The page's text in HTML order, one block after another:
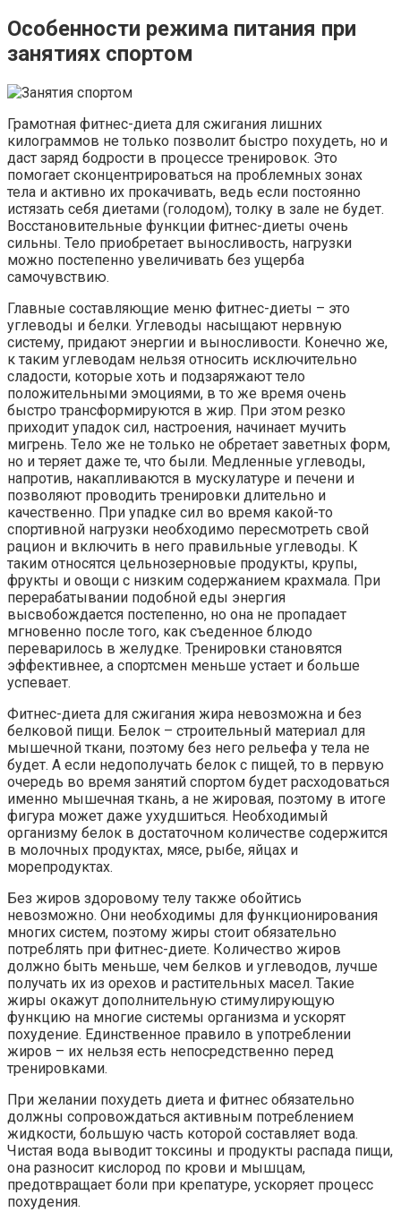
Особенности режима питания при
занятиях спортом
Грамотная фитнес-диета для сжигания лишних
килограммов не только позволит быстро похудеть, но и
даст заряд бодрости в процессе тренировок. Это
помогает сконцентрироваться на проблемных зонах
тела и активно их прокачивать, ведь если постоянно
истязать себя диетами (голодом), толку в зале не будет.
Восстановительные функции фитнес-диеты очень
сильны. Тело приобретает выносливость, нагрузки
можно постепенно увеличивать без ущерба
самочувствию.
Главные составляющие меню фитнес-диеты – это
углеводы и белки. Углеводы насыщают нервную
систему, придают энергии и выносливости. Конечно же,
к таким углеводам нельзя относить исключительно
сладости, которые хоть и подзаряжают тело
положительными эмоциями, в то же время очень
быстро трансформируются в жир. При этом резко
приходит упадок сил, настроения, начинает мучить
мигрень. Тело же не только не обретает заветных форм,
но и теряет даже те, что были. Медленные углеводы,
напротив, накапливаются в мускулатуре и печени и
позволяют проводить тренировки длительно и
качественно. При упадке сил во время какой-то
спортивной нагрузки необходимо пересмотреть свой
рацион и включить в него правильные углеводы. К
таким относятся цельнозерновые продукты, крупы,
фрукты и овощи с низким содержанием крахмала. При
перерабатывании подобной еды энергия
высвобождается постепенно, но она не пропадает
мгновенно после того, как съеденное блюдо
переварилось в желудке. Тренировки становятся
эффективнее, а спортсмен меньше устает и больше
успевает.
Фитнес-диета для сжигания жира невозможна и без
белковой пищи. Белок – строительный материал для
мышечной ткани, поэтому без него рельефа у тела не
будет. А если недополучать белок с пищей, то в первую
очередь во время занятий спортом будет расходоваться
именно мышечная ткань, а не жировая, поэтому в итоге
фигура может даже ухудшиться. Необходимый
организму белок в достаточном количестве содержится
в молочных продуктах, мясе, рыбе, яйцах и
морепродуктах.
Без жиров здоровому телу также обойтись
невозможно. Они необходимы для функционирования
многих систем, поэтому жиры стоит обязательно
потреблять при фитнес-диете. Количество жиров
должно быть меньше, чем белков и углеводов, лучше
получать их из орехов и растительных масел. Такие
жиры окажут дополнительную стимулирующую
функцию на многие системы организма и ускорят
похудение. Единственное правило в употреблении
жиров – их нельзя есть непосредственно перед
тренировками.
При желании похудеть диета и фитнес обязательно
должны сопровождаться активным потреблением
жидкости, большую часть которой составляет вода.
Чистая вода выводит токсины и продукты распада пищи,
она разносит кислород по крови и мышцам,
предотвращает боли при крепатуре, ускоряет процесс
похудения.